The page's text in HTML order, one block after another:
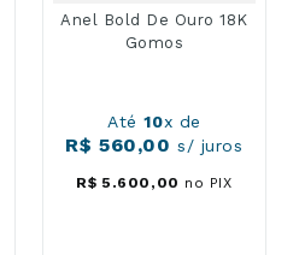
Anel Bold De Ouro 18K
Gomos
Até10x de
R$ 560,00 s/ juros
R$ 5 .600 , 00 no PIX